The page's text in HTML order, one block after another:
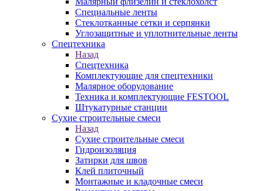
Специальные ленты
Стеклотканные сетки и серпянки
Углозащитные и уплотнительные ленты
Спецтехника
Назад
Спецтехника
Комплектующие для спецтехники
Малярное оборудование
Техника и комплектующие FESTOOL
Штукатурные станции
Сухие строительные смеси
Назад
Сухие строительные смеси
Гидроизоляция
Затирки для швов
Клей плиточный
Монтажные и кладочные смеси